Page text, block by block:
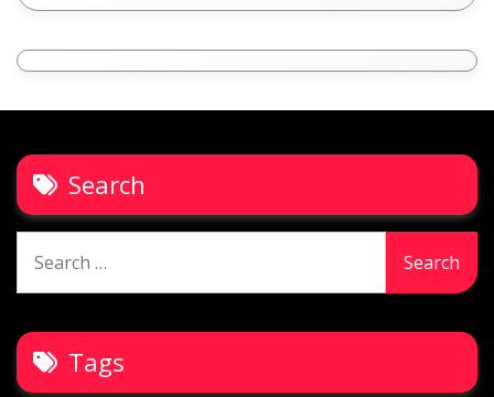
Search
for:
Tags